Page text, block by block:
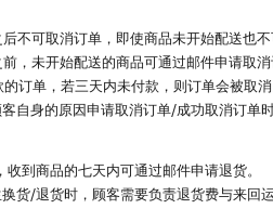
不可取消订单，即使商品未开始配送也不
，未开始配送的商品可通过邮件申请取消
订单，若三天内未付款，则订单会被取消
自身的原因申请取消订单/成功取消订单
到商品的七天内可通过邮件申请退货。
货/退货时，顾客需要负责退货费与来回运